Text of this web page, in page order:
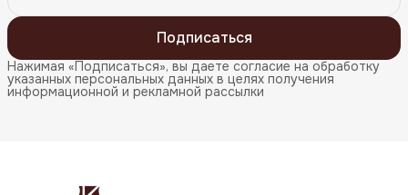
Подписаться
Нажимая «Подписаться», вы даете согласие на обработку
указанных персональных данных в целях получения
информационной и рекламной рассылки